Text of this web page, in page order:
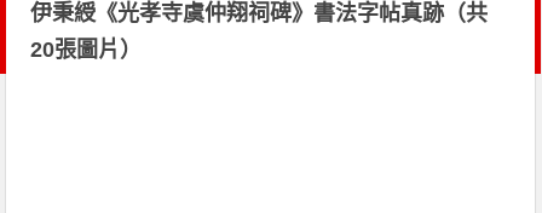
伊秉綬《光孝寺虞仲翔祠碑》書法字帖真跡（共
20張圖片）